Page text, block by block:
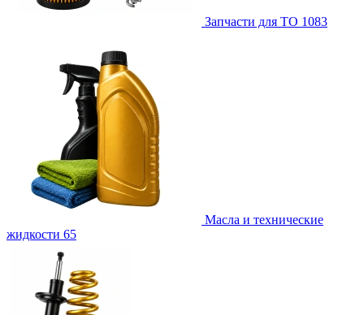
Запчасти для ТО 1083
Масла и технические
жидкости 65